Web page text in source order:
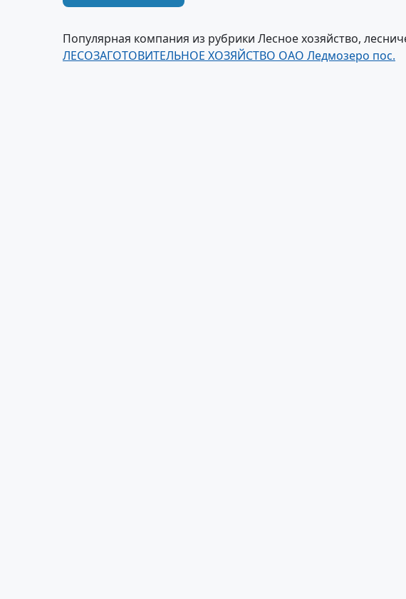
Популярная компания из рубрики Лесное хозяйство,
ЛЕСОЗАГОТОВИТЕЛЬНОЕ ХОЗЯЙСТВО ОАО Ледмозеро пос.